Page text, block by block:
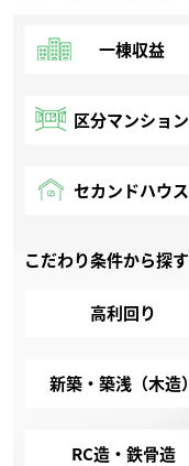
一棟収益
区分マンション
セカンドハウス
こだわり条件から探す
高利回り
新築・築浅（木造）
RC造・鉄骨造